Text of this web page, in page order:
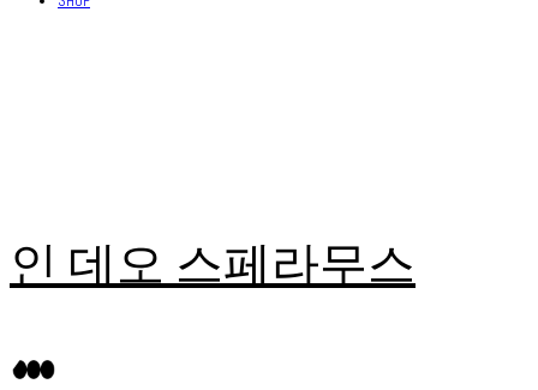
인 데오 스페라무스